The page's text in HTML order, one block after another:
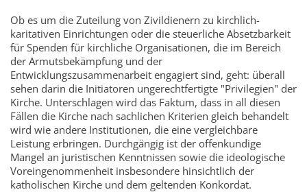
Ob es um die Zuteilung von Zivildienern zu kirchlich-
karitativen Einrichtungen oder die steuerliche Absetzbarkeit
für Spenden für kirchliche Organisationen, die im Bereich
der Armutsbekämpfung und der
Entwicklungszusammenarbeit engagiert sind, geht: überall
sehen darin die Initiatoren ungerechtfertigte "Privilegien" der
Kirche. Unterschlagen wird das Faktum, dass in all diesen
Fällen die Kirche nach sachlichen Kriterien gleich behandelt
wird wie andere Institutionen, die eine vergleichbare
Leistung erbringen. Durchgängig ist der offenkundige
Mangel an juristischen Kenntnissen sowie die ideologische
Voreingenommenheit insbesondere hinsichtlich der
katholischen Kirche und dem geltenden Konkordat.